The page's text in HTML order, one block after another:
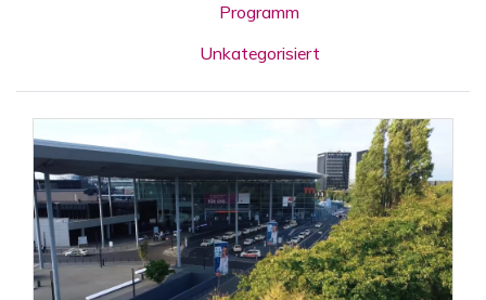
Programm
Unkategorisiert